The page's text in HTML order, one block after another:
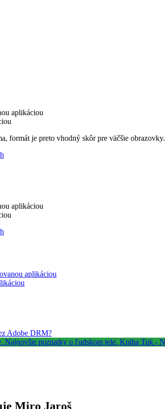
aplikáciou
formát je preto vhodný skôr pre väčšie obrazovky.
aplikáciou
aplikáciou
Adobe DRM?
Miro Jaroš